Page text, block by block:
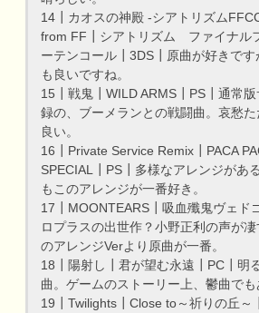
14┃カオスの神殿 -シアトリズム
from FF┃シアトリズム ファイナル
ーテンコール┃3DS┃原曲が好きです
も良いですね。
15┃戦鬼┃WILD ARMS┃PS┃通常版
録の、ブーメランとの戦闘曲。哀愁
良い。
16┃Private Service Remix┃PACA
SPECIAL┃PS┃多様なアレンジがあ
もこのアレンジが一番好き。
17┃MOONTEARS┃吸血殲鬼ヴェド
ロプラスの出世作？小野正利の声が
のアレンジVerより原曲が一番。
18┃陽射し┃君が望む永遠┃PC┃明
曲。ゲームのストーリー上、鬱曲でも
19┃Twilights┃Close to～祈りの丘